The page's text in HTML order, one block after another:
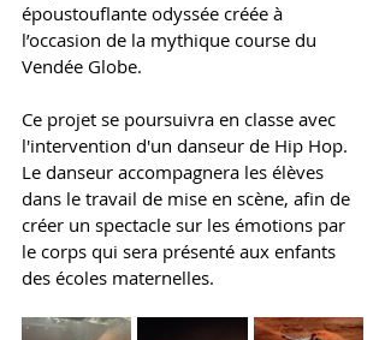
époustouflante odyssée créée à
l’occasion de la mythique course du
Vendée Globe.
Ce projet se poursuivra en classe avec
l'intervention d'un danseur de Hip Hop.
Le danseur accompagnera les élèves
dans le travail de mise en scène, afin de
créer un spectacle sur les émotions par
le corps qui sera présenté aux enfants
des écoles maternelles.